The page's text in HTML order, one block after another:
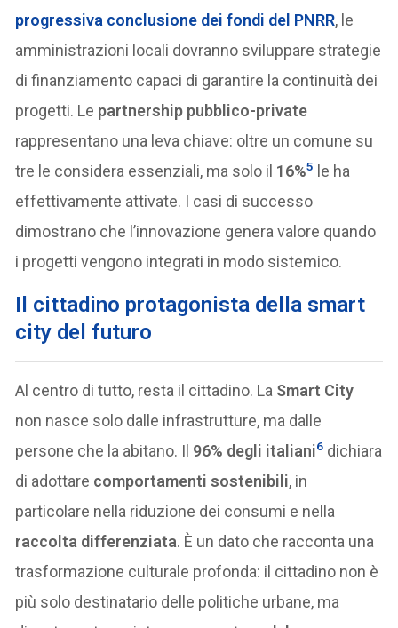
progressiva conclusione dei fondi del PNRR, le
amministrazioni locali dovranno sviluppare strategie
di finanziamento capaci di garantire la continuità dei
progetti. Le partnership pubblico-private
rappresentano una leva chiave: oltre un comune su
tre le considera essenziali, ma solo il 16%5 le ha
effettivamente attivate. I casi di successo
dimostrano che l’innovazione genera valore quando
i progetti vengono integrati in modo sistemico.
Il cittadino protagonista della smart
city del futuro
Al centro di tutto, resta il cittadino. La Smart City
non nasce solo dalle infrastrutture, ma dalle
persone che la abitano. Il 96% degli italiani6 dichiara
di adottare comportamenti sostenibili, in
particolare nella riduzione dei consumi e nella
raccolta differenziata. È un dato che racconta una
trasformazione culturale profonda: il cittadino non è
più solo destinatario delle politiche urbane, ma